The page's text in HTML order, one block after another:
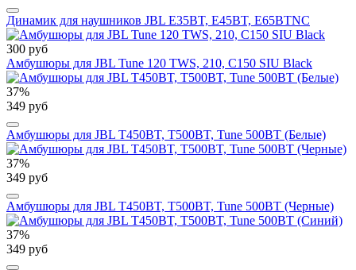
Динамик для наушников JBL E35BT, E45BT, E65BTNC
300 руб
Амбушюры для JBL Tune 120 TWS, 210, C150 SIU Black
37%
349 руб
Амбушюры для JBL T450BT, T500BT, Tune 500BT (Белые)
37%
349 руб
Амбушюры для JBL T450BT, T500BT, Tune 500BT (Черные)
37%
349 руб